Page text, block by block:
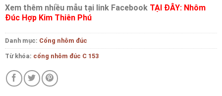
Xem thêm nhiều mẫu tại link Facebook TẠI ĐÂY: Nhôm
Đúc Hợp Kim Thiên Phú
Danh mục: Cổng nhôm đúc
Từ khóa: cổng nhôm đúc C 153